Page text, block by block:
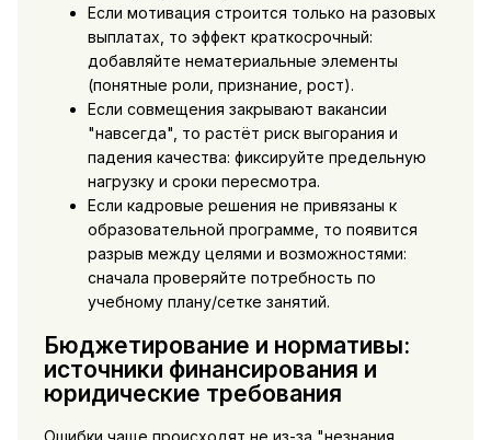
Если мотивация строится только на разовых
выплатах, то эффект краткосрочный:
добавляйте нематериальные элементы
(понятные роли, признание, рост).
Если совмещения закрывают вакансии
"навсегда", то растёт риск выгорания и
падения качества: фиксируйте предельную
нагрузку и сроки пересмотра.
Если кадровые решения не привязаны к
образовательной программе, то появится
разрыв между целями и возможностями:
сначала проверяйте потребность по
учебному плану/сетке занятий.
Бюджетирование и нормативы:
источники финансирования и
юридические требования
Ошибки чаще происходят не из-за "незнания